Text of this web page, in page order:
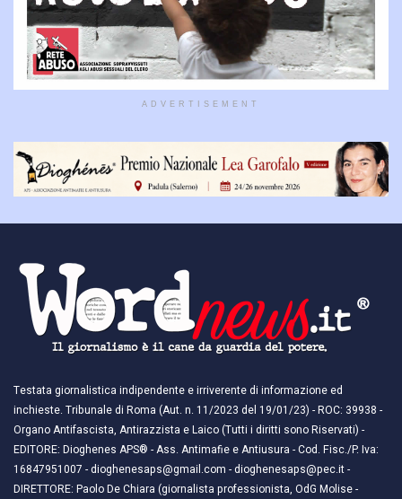
ADVERTISEMENT
Testata giornalistica indipendente e irriverente di informazione ed
inchieste. Tribunale di Roma (Aut. n. 11/2023 del 19/01/23) - ROC: 39938 -
Organo Antifascista, Antirazzista e Laico (Tutti i diritti sono Riservati) -
EDITORE: Dioghenes APS® - Ass. Antimafie e Antiusura - Cod. Fisc./P. Iva:
16847951007 - dioghenesaps@gmail.com - dioghenesaps@pec.it - ​​
DIRETTORE: Paolo De Chiara (giornalista professionista, OdG Molise -